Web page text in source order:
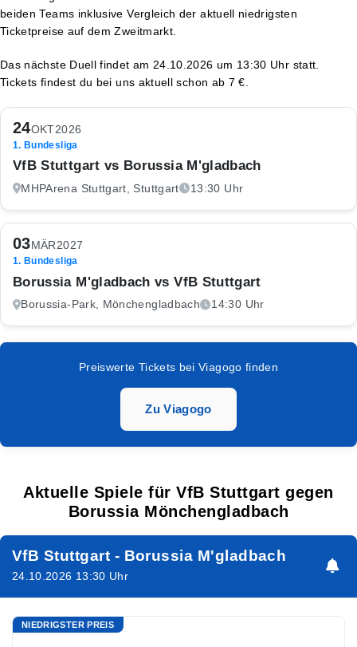
beiden Teams inklusive Vergleich der aktuell niedrigsten
Ticketpreise auf dem Zweitmarkt.
Das nächste Duell findet am 24.10.2026 um 13:30 Uhr statt.
Tickets findest du bei uns aktuell schon ab 7 €.
24OKT2026
1. Bundesliga
VfB Stuttgart vs Borussia M'gladbach
MHPArena Stuttgart, Stuttgart 13:30 Uhr
03 MÄR 2027
1. Bundesliga
Borussia M'gladbach vs VfB Stuttgart
Borussia-Park, Mönchengladbach 14:30 Uhr
Preiswerte Tickets bei Viagogo finden
Zu Viagogo
Aktuelle Spiele für VfB Stuttgart gegen
Borussia Mönchengladbach
VfB Stuttgart - Borussia M'gladbach
24.10.2026 13:30 Uhr
NIEDRIGSTER PREIS